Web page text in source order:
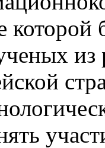
которой
из